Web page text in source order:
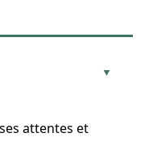
attentes et